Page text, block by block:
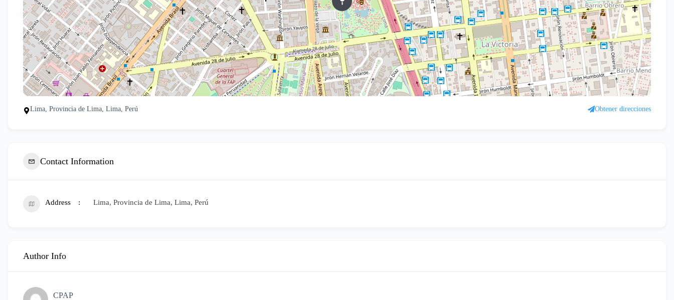
Lima, Provincia de Lima, Lima, Perú Obtener direcciones
Contact Information
Address Lima, Provincia de Lima, Lima, Perú
Author Info
CPAP